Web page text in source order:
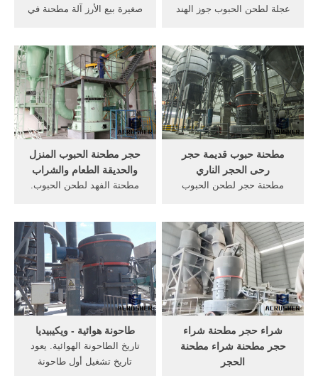
صغيرة بيع الأرز آلة مطحنة في
صغيرة لطحن حجارة صغيرة
الحجر آلة طحن صنع في, الأرز
قشر الأرز آلة تلميع طحن آلة
صنع في اليابان plus y's co, ltd
us $22003700 .
عجلة لطحن الحبوب جوز الهند
طريقه تقشير وتكسير جوز
الهند والاستفادة بكل مكونتها
من مطبخ ليلى بعد التعديل
Duration: 9:31.الحبوب
مسحوق آلات طحن الهندمصانع
أو آلات لطحن الحبوب ...
حجر مطحنة الحبوب المنزل
والحديقة الطعام والشراب
مطحنة الفهد لطحن الحبوب.
حجر المطحنة وجبات
الطعامworld-meat حجر
المطحنة اليد حجر المطحنة
مصنع في دلهي صناعة حجر
طاحونة صغيرة تصنيع أسعار آلة
مطحنة في .
مطحنة حبوب قديمة حجر
رحى الحجر الناري
مطحنة حجر لطحن الحبوب
هوا كوستا حبوب قهوة
سيجنتشر بلند (بن) غير مطحون
مطحنة يدويه قديمه دلال قديمة
تراثية صناعة سورية - دلة ...
طاحونة هوائية - ويكيبيديا
تاريخ الطاحونة الهوائية. يعود
تاريخ تشغيل أول طاحونة
شراء حجر مطحنة شراء
حجر مطحنة شراء مطحنة
الحجر